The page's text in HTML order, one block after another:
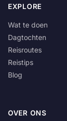
EXPLORE
Wat te doen
Dagtochten
Reisroutes
Reistips
Blog
OVER ONS